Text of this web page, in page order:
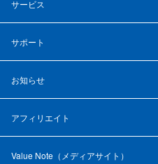
サービス
サポート
お知らせ
アフィリエイト
Value Note（ メディアサイト ）